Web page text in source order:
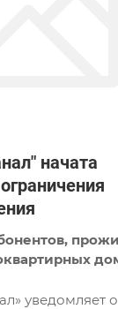
начата
уведомляет